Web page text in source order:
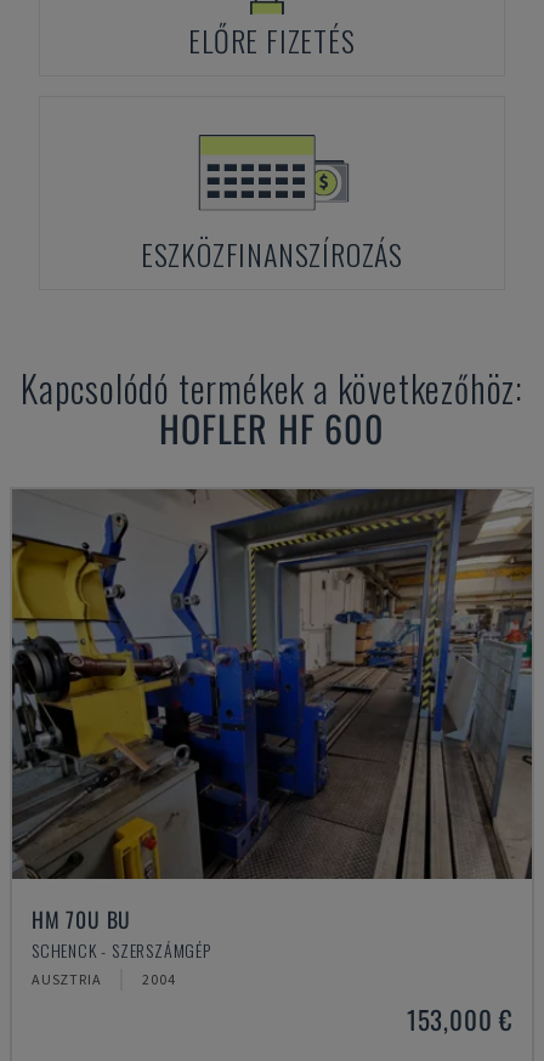
ELŐRE FIZETÉS
ESZKÖZFINANSZÍROZÁS
Kapcsolódó termékek a következőhöz:
HOFLER HF 600
HM 70U BU
SCHENCK - SZERSZÁMGÉP
AUSZTRIA 2004
153,000 €